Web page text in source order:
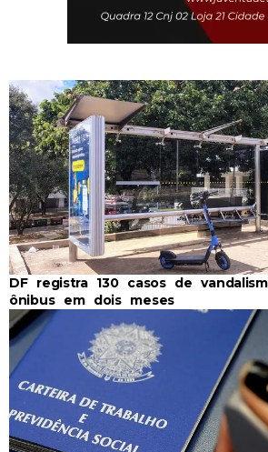
DF registra 130 casos de
ônibus em dois meses